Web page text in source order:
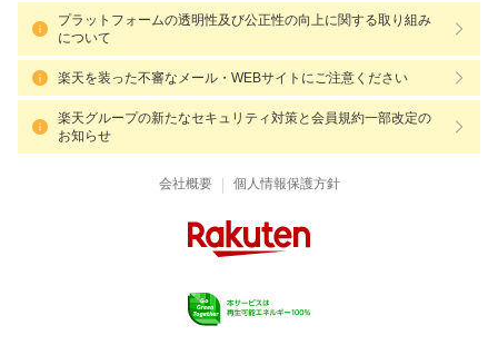
プラットフォームの透明性及び公正性の向上に関する取り組み
について
楽天を装った不審なメール・WEBサイトにご注意ください
楽天グループの新たなセキュリティ対策と会員規約一部改定の
お知らせ
会社概要 | 個人情報保護方針